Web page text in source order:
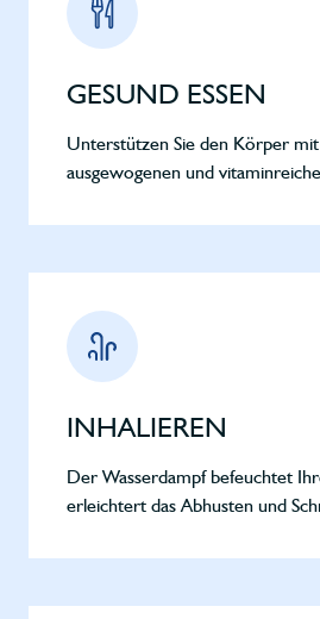
GESUND ESSEN
Unterstützen Sie den Körper
ausgewogenen und
INHALIEREN
Der Wasserdampf befeuchtet
erleichtert das Abhusten und